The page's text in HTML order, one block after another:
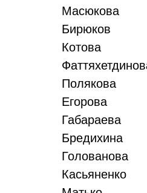
Масюкова
Бирюков
Котова
Полякова
Егорова
Габараева
Бредихина
Голованова
Касьяненко